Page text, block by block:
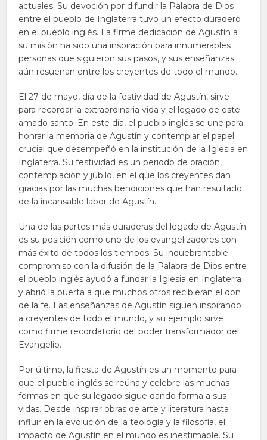
actuales. Su devoción por difundir la Palabra de Dios
entre el pueblo de Inglaterra tuvo un efecto duradero
en el pueblo inglés. La firme dedicación de Agustín a
su misión ha sido una inspiración para innumerables
personas que siguieron sus pasos, y sus enseñanzas
aún resuenan entre los creyentes de todo el mundo.
El 27 de mayo, día de la festividad de Agustín, sirve
para recordar la extraordinaria vida y el legado de este
amado santo. En este día, el pueblo inglés se une para
honrar la memoria de Agustín y contemplar el papel
crucial que desempeñó en la institución de la Iglesia en
Inglaterra. Su festividad es un periodo de oración,
contemplación y júbilo, en el que los creyentes dan
gracias por las muchas bendiciones que han resultado
de la incansable labor de Agustín.
Una de las partes más duraderas del legado de Agustín
es su posición como uno de los evangelizadores con
más éxito de todos los tiempos. Su inquebrantable
compromiso con la difusión de la Palabra de Dios entre
el pueblo inglés ayudó a fundar la Iglesia en Inglaterra
y abrió la puerta a que muchos otros recibieran el don
de la fe. Las enseñanzas de Agustín siguen inspirando
a creyentes de todo el mundo, y su ejemplo sirve
como firme recordatorio del poder transformador del
Evangelio.
Por último, la fiesta de Agustín es un momento para
que el pueblo inglés se reúna y celebre las muchas
formas en que su legado sigue dando forma a sus
vidas. Desde inspirar obras de arte y literatura hasta
influir en la evolución de la teología y la filosofía, el
impacto de Agustín en el mundo es inestimable. Su